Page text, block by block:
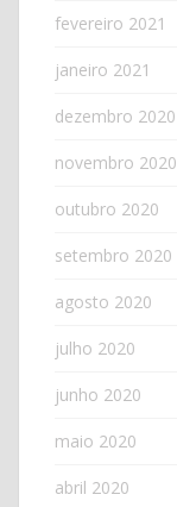
fevereiro 2021
janeiro 2021
dezembro 2020
novembro 2020
outubro 2020
setembro 2020
agosto 2020
julho 2020
junho 2020
maio 2020
abril 2020